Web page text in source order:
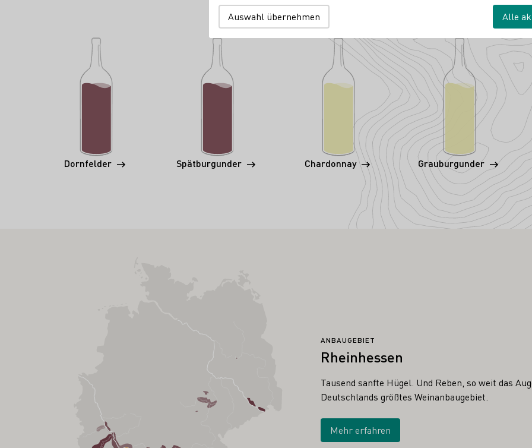
Dornfelder Spätburgunder Chardonnay Grauburgunder
ANBAUGEBIET
Rheinhessen
Tausend sanfte Hügel. Und Reben, so weit das
Deutschlands größtes Weinanbaugebiet.
Mehr erfahren
Auswahl übernehmen Alle